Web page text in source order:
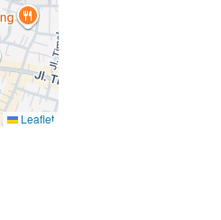
Leaflet